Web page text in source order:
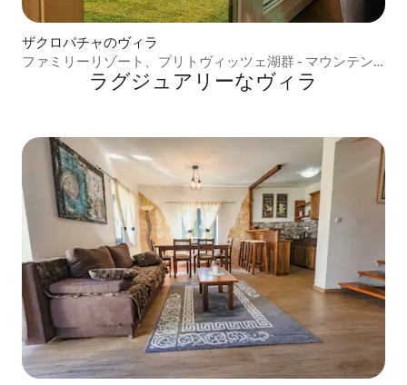
ザクロパチャのヴィラ
ファミリーリゾート、プリトヴィッツェ湖群 - マウンテン
ビュー（ペタール）ラグジュアリーなヴィラ